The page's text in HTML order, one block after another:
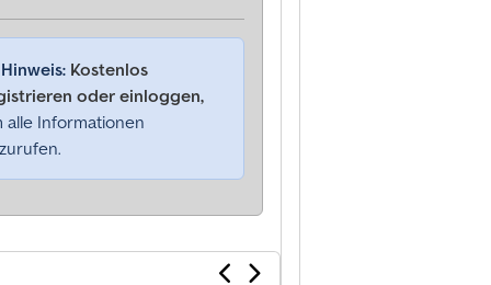
Kostenlos
oder einloggen,
alle Informationen